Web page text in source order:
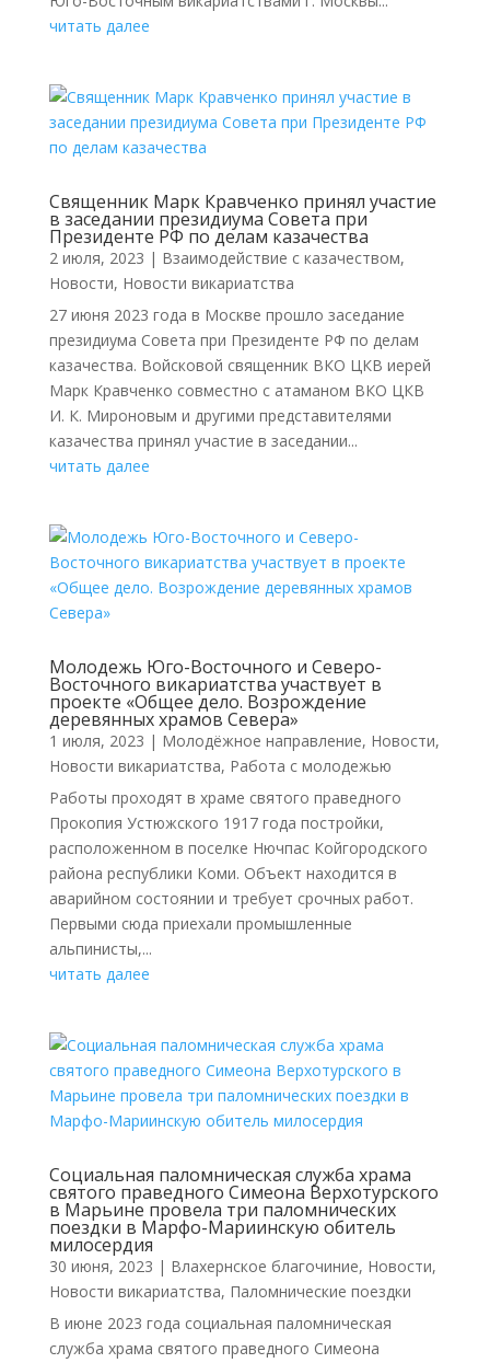
читать далее
Священник Марк Кравченко принял участие
в заседании президиума Совета при
Президенте РФ по делам казачества
2 июля, 2023 | Взаимодействие с казачеством,
Новости, Новости викариатства
27 июня 2023 года в Москве прошло заседание
президиума Совета при Президенте РФ по делам
казачества. Войсковой священник ВКО ЦКВ иерей
Марк Кравченко совместно с атаманом ВКО ЦКВ
И. К. Мироновым и другими представителями
казачества принял участие в заcедании...
читать далее
Молодежь Юго-Восточного и Северо-
Восточного викариатства участвует в
проекте «Общее дело. Возрождение
деревянных храмов Севера»
1 июля, 2023 | Молодёжное направление, Новости,
Новости викариатства, Работа с молодежью
Работы проходят в храме святого праведного
Прокопия Устюжского 1917 года постройки,
расположенном в поселке Нючпас Койгородского
района республики Коми. Объект находится в
аварийном состоянии и требует срочных работ.
Первыми сюда приехали промышленные
альпинисты,...
читать далее
Социальная паломническая служба храма
святого праведного Симеона Верхотурского
в Марьине провела три паломнических
поездки в Марфо-Мариинскую обитель
милосердия
30 июня, 2023 | Влахернское благочиние, Новости,
Новости викариатства, Паломнические поездки
В июне 2023 года социальная паломническая
служба храма святого праведного Симеона